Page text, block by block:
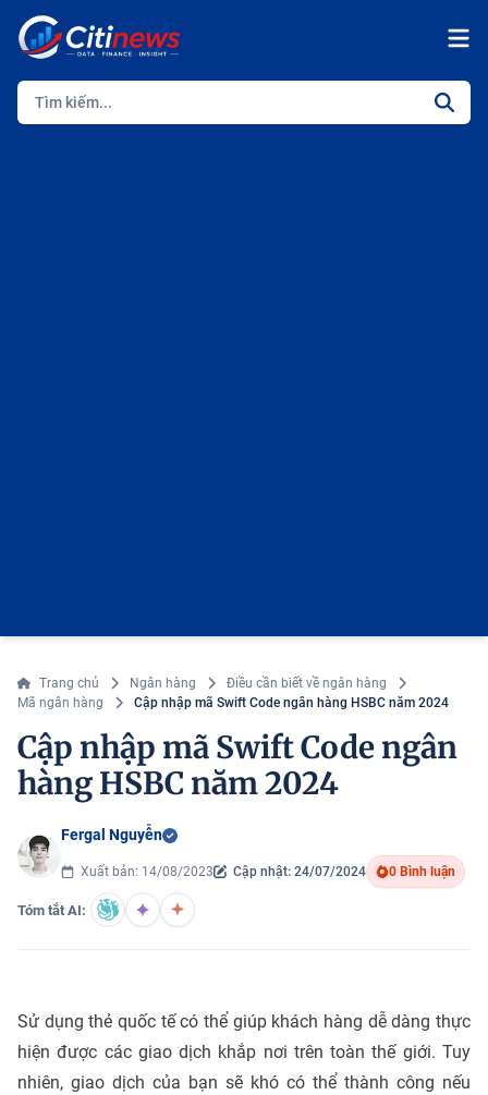
Trang chủ Ngân hàng
Điều cần biết về ngân hàng
Mã ngân hàng
Cập nhập mã Swift Code ngân hàng HSBC năm 2024
Cập nhập mã Swift Code ngân
hàng HSBC năm 2024
Fergal Nguyễn
Xuất bản: 14/08/2023 Cập nhật: 24/07/2024 0 Bình luận
Tóm tắt AI:
Sử dụng thẻ quốc tế có thể giúp khách hàng dễ dàng thực
hiện được các giao dịch khắp nơi trên toàn thế giới. Tuy
nhiên, giao dịch của bạn sẽ khó có thể thành công nếu